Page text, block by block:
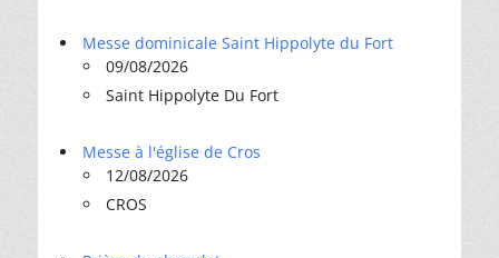
Messe dominicale Saint Hippolyte du Fort
09/08/2026
Saint Hippolyte Du Fort
Messe à l'église de Cros
12/08/2026
CROS